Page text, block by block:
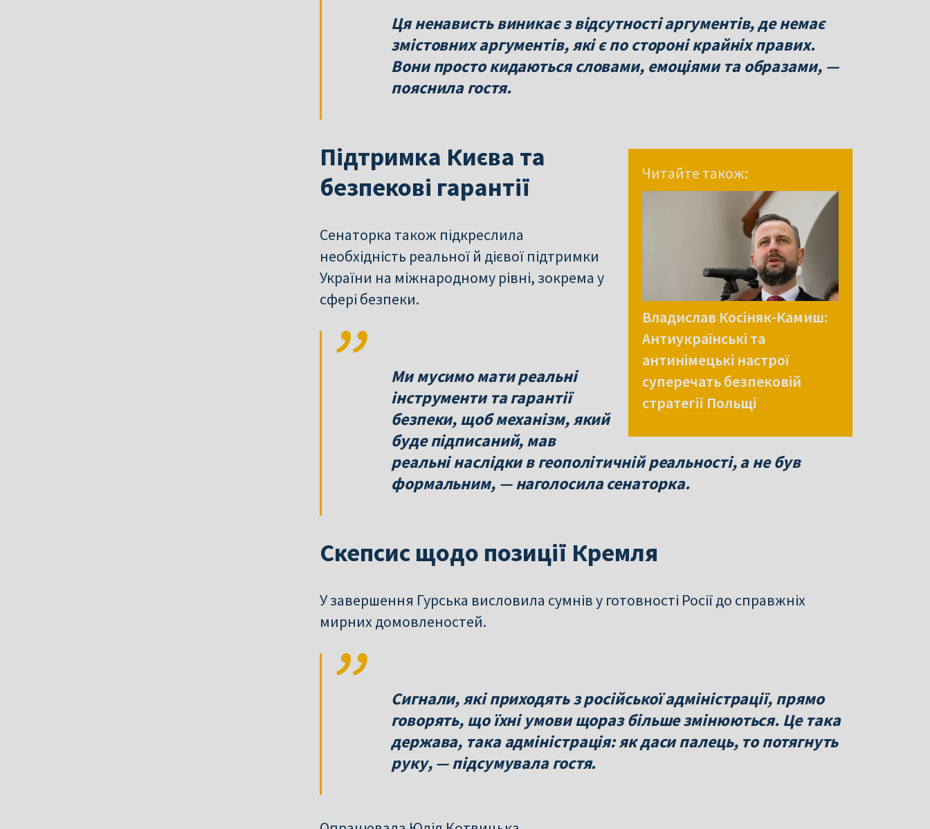
Ця ненависть виникає з відсутності аргументів, де немає
змістовних аргументів, які є по стороні крайніх правих.
Вони просто кидаються словами, емоціями та образами, —
пояснила гостя.
Читайте також:
Владислав Косіняк-Камиш:
Антиукраїнські та
антинімецькі настрої
суперечать безпековій
стратегії Польщі
Підтримка Києва та
безпекові гарантії
Сенаторка також підкреслила
необхідність реальної й дієвої підтримки
України на міжнародному рівні, зокрема у
сфері безпеки.
Ми мусимо мати реальні
інструменти та гарантії
безпеки, щоб механізм, який
буде підписаний, мав
реальні наслідки в геополітичній реальності, а не був
формальним, — наголосила сенаторка.
Скепсис щодо позиції Кремля
У завершення Гурська висловила сумнів у готовності Росії до справжніх
мирних домовленостей.
Сигнали, які приходять з російської адміністрації, прямо
говорять, що їхні умови щораз більше змінюються. Це така
держава, така адміністрація: як даси палець, то потягнуть
руку, — підсумувала гостя.